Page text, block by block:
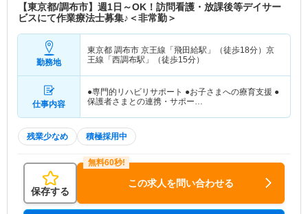
【東京都/調布市】週1日～OK！訪問看護・放課後等デイサー
ビスにて作業療法士募集♪＜非常勤＞
勤務地
東京都 調布市 京王線「飛田給駅」（徒歩18分）京
王線「西調布駅」（徒歩15分）
仕事内容
●専門的リハビリサポート ●お子さまへの療育支援 ●
保護者さまとの連携・サポー…
残業少なめ 積極採用中
保存する
この求人を問い合わせる